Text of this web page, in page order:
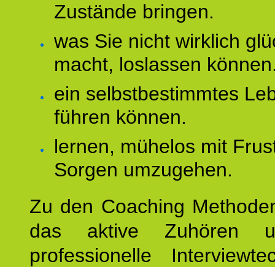
Zustände bringen.
was Sie nicht wirklich
macht, loslassen
ein selbstbestimmtes
führen können.
lernen, mühelos mit
Sorgen umzugehen.
Zu den Coaching
das aktive Zuhören
professionelle